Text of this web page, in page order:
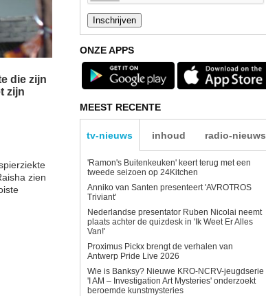
die zijn
zijn
zien
ONZE APPS
MEEST RECENTE
tv-nieuws inhoud radio-nieuws
'Ramon's Buitenkeuken' keert terug met een
tweede seizoen op 24Kitchen
Anniko van Santen presenteert 'AVROTROS
Triviant'
Nederlandse presentator Ruben Nicolai neemt
plaats achter de quizdesk in 'Ik Weet Er Alles
Van!'
Proximus Pickx brengt de verhalen van
Antwerp Pride Live 2026
Wie is Banksy? Nieuwe KRO-NCRV-jeugdserie
'I AM – Investigation Art Mysteries' onderzoekt
beroemde kunstmysteries